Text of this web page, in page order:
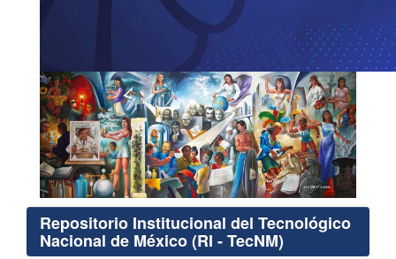
Repositorio Institucional del Tecnológico
Nacional de México (RI - TecNM)